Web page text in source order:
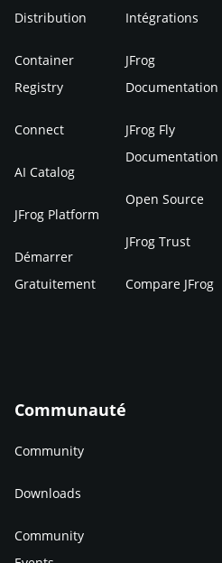
Distribution
Container
Registry
Connect
AI Catalog
JFrog Platform
Démarrer
Gratuitement
Intégrations
JFrog
Documentation
JFrog Fly
Documentation
Open Source
JFrog Trust
Compare JFrog
Communauté
Community
Downloads
Community